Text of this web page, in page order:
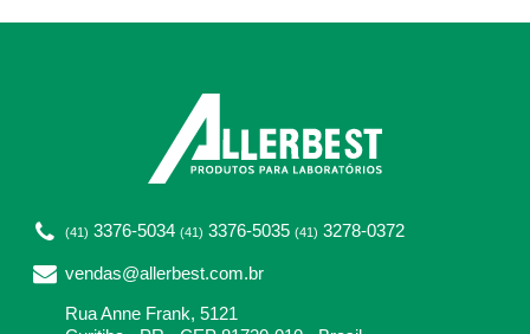
(41) 3376-5034 (41) 3376-5035 (41) 3278-0372
vendas@allerbest.com.br
Rua Anne Frank, 5121